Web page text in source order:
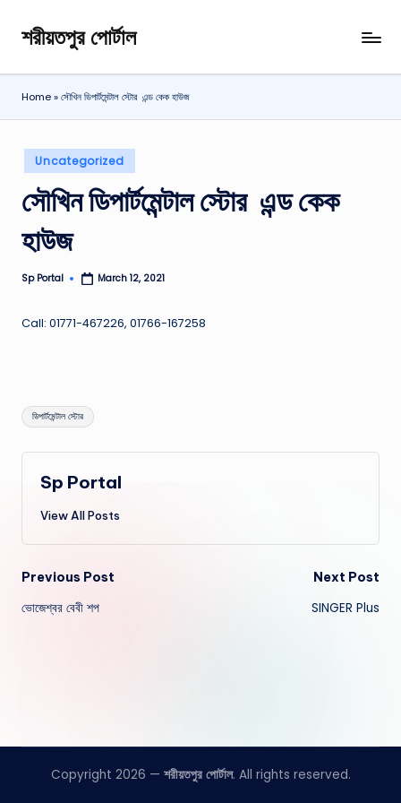
Skip
content
শরীয়তপুর পোর্টাল
শরীয়তপুর
জেলা
বিষয়ক
পোর্টাল
Home»সৌখিন ডিপার্টমেন্টাল স্টোর এন্ড কেক হাউজ
Posted
in
Uncategorized
সৌখিন ডিপার্টমেন্টাল স্টোর এন্ড কেক
হাউজ
Posted
Sp Portal March 12, 2021
Call: 01771-467226, 01766-167258
Tags:
ডিপার্টমেন্টাল স্টোর
Sp Portal
View All Posts
Post
navigation
Previous Post
ভােজেশ্বর বেবী শপ
Next Post
SINGER Plus
Copyright 2026 — শরীয়তপুর পোর্টাল. All rights reserved.